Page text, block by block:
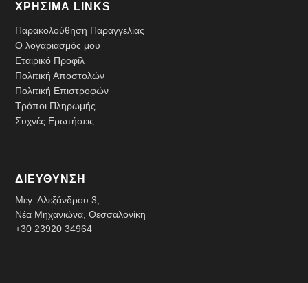
ΧΡΗΣΙΜΑ LINKS
Παρακολούθηση Παραγγελίας
Ο λογαριασμός μου
Εταιρικό Προφίλ
Πολιτική Αποστολών
Πολιτική Επιστροφών
Τρόποι Πληρωμής
Συχνές Ερωτήσεις
ΔΙΕΥΘΥΝΣΗ
Μεγ. Αλεξάνδρου 3,
Νέα Μηχανιώνα, Θεσσαλονίκη
+30 23920 34964